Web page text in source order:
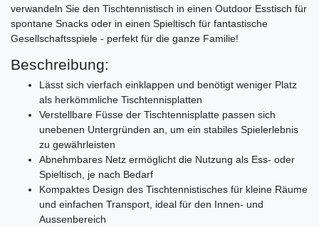
verwandeln Sie den Tischtennistisch in einen Outdoor Esstisch für
spontane Snacks oder in einen Spieltisch für fantastische
Gesellschaftsspiele - perfekt für die ganze Familie!
Beschreibung:
Lässt sich vierfach einklappen und benötigt weniger Platz
als herkömmliche Tischtennisplatten
Verstellbare Füsse der Tischtennisplatte passen sich
unebenen Untergründen an, um ein stabiles Spielerlebnis
zu gewährleisten
Abnehmbares Netz ermöglicht die Nutzung als Ess- oder
Spieltisch, je nach Bedarf
Kompaktes Design des Tischtennistisches für kleine Räume
und einfachen Transport, ideal für den Innen- und
Aussenbereich